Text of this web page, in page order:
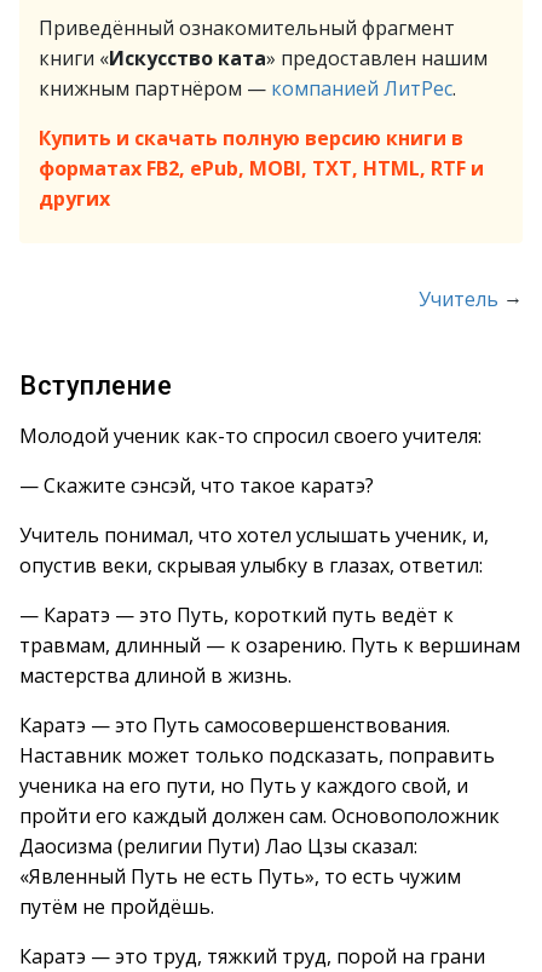
Приведённый ознакомительный фрагмент
книги «Искусство ката» предоставлен нашим
книжным партнёром — компанией ЛитРес.
Купить и скачать полную версию книги в
форматах FB2, ePub, MOBI, TXT, HTML, RTF и
других
Учитель →
Вступление
Молодой ученик как-то спросил своего учителя:
— Скажите сэнсэй, что такое каратэ?
Учитель понимал, что хотел услышать ученик, и,
опустив веки, скрывая улыбку в глазах, ответил:
— Каратэ — это Путь, короткий путь ведёт к
травмам, длинный — к озарению. Путь к вершинам
мастерства длиной в жизнь.
Каратэ — это Путь самосовершенствования.
Наставник может только подсказать, поправить
ученика на его пути, но Путь у каждого свой, и
пройти его каждый должен сам. Основоположник
Даосизма (религии Пути) Лао Цзы сказал:
«Явленный Путь не есть Путь», то есть чужим
путём не пройдёшь.
Каратэ — это труд, тяжкий труд, порой на грани